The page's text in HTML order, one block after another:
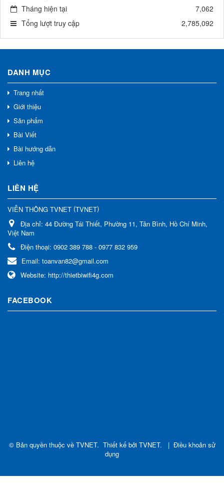
Tháng hiện tại
7,062
Tổng lượt truy cập
2,785,092
DANH MỤC
Trang nhất
Giới thiệu
Sản phẩm
Bài Viết
Bài hướng dẫn
Liên hệ
LIÊN HỆ
VIỄN THÔNG TVNET (TVNET)
Địa chỉ: 44 Đường Tái Thiết, Phường 11, Tân Bình, Hồ Chí Minh,
Việt Nam
Điện thoại: 0902 389 788 - 0977 832 959
Email: toanvan82@gmail.com
Website: http://thietbiwifi4g.com
FACEBOOK
© Bản quyền thuộc về TVNET. Thiết kế bởi TVNET. | Điều khoản sử
dụng